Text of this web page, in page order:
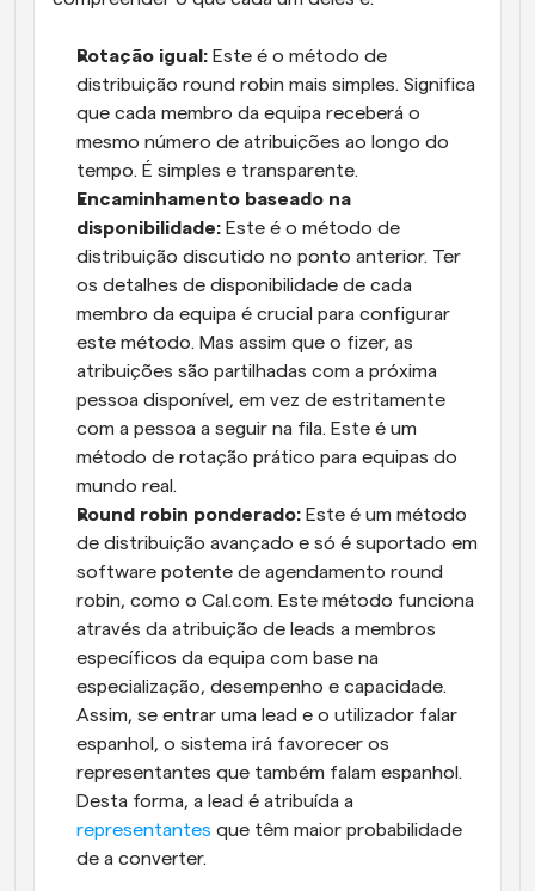
Rotação igual: Este é o método de
distribuição round robin mais simples. Significa
que cada membro da equipa receberá o
mesmo número de atribuições ao longo do
tempo. É simples e transparente.
Encaminhamento baseado na
disponibilidade: Este é o método de
distribuição discutido no ponto anterior. Ter
os detalhes de disponibilidade de cada
membro da equipa é crucial para configurar
este método. Mas assim que o fizer, as
atribuições são partilhadas com a próxima
pessoa disponível, em vez de estritamente
com a pessoa a seguir na fila. Este é um
método de rotação prático para equipas do
mundo real.
Round robin ponderado: Este é um método
de distribuição avançado e só é suportado em
software potente de agendamento round
robin, como o Cal.com. Este método funciona
através da atribuição de leads a membros
específicos da equipa com base na
especialização, desempenho e capacidade.
Assim, se entrar uma lead e o utilizador falar
espanhol, o sistema irá favorecer os
representantes que também falam espanhol.
representantes que têm maior probabilidade
de a converter.